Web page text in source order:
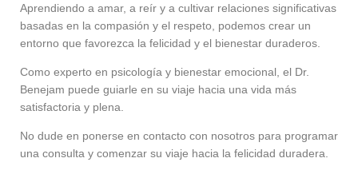
Aprendiendo a amar, a reír y a cultivar relaciones significativas
basadas en la compasión y el respeto, podemos crear un
entorno que favorezca la felicidad y el bienestar duraderos.
Como experto en psicología y bienestar emocional, el Dr.
Benejam puede guiarle en su viaje hacia una vida más
satisfactoria y plena.
No dude en ponerse en contacto con nosotros para programar
una consulta y comenzar su viaje hacia la felicidad duradera.